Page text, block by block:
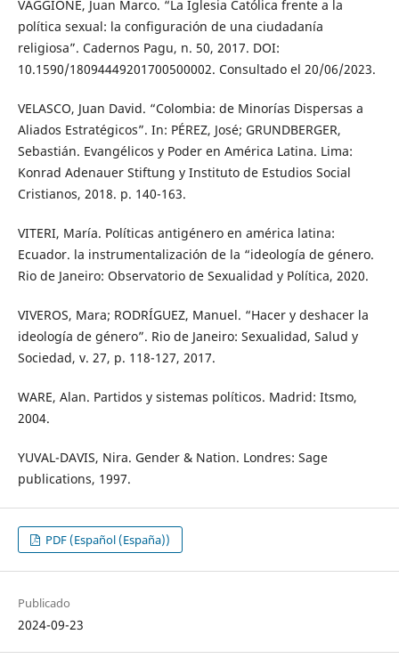
VAGGIONE, Juan Marco. “La Iglesia Católica frente a la
política sexual: la configuración de una ciudadanía
religiosa”. Cadernos Pagu, n. 50, 2017. DOI:
10.1590/18094449201700500002. Consultado el 20/06/2023.
VELASCO, Juan David. “Colombia: de Minorías Dispersas a
Aliados Estratégicos”. In: PÉREZ, José; GRUNDBERGER,
Sebastián. Evangélicos y Poder en América Latina. Lima:
Konrad Adenauer Stiftung y Instituto de Estudios Social
Cristianos, 2018. p. 140-163.
VITERI, María. Políticas antigénero en américa latina:
Ecuador. la instrumentalización de la “ideología de género.
Rio de Janeiro: Observatorio de Sexualidad y Política, 2020.
VIVEROS, Mara; RODRÍGUEZ, Manuel. “Hacer y deshacer la
ideología de género”. Rio de Janeiro: Sexualidad, Salud y
Sociedad, v. 27, p. 118-127, 2017.
WARE, Alan. Partidos y sistemas políticos. Madrid: Itsmo,
2004.
YUVAL-DAVIS, Nira. Gender & Nation. Londres: Sage
publications, 1997.
PDF (Español (España))
Publicado
2024-09-23